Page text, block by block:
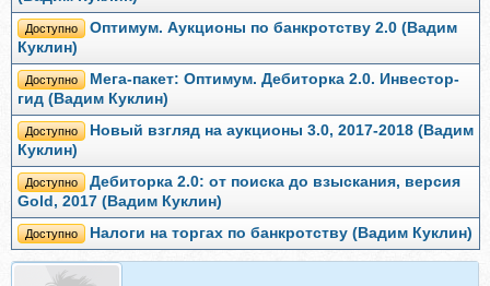
Доступно
Оптимум. Аукционы по банкротству 2.0 (Вадим
Куклин)
Доступно
Мега-пакет: Оптимум. Дебиторка 2.0. Инвестор-
гид (Вадим Куклин)
Доступно
Новый взгляд на аукционы 3.0, 2017-2018 (Вадим
Куклин)
Доступно
Дебиторка 2.0: от поиска до взыскания, версия
Gold, 2017 (Вадим Куклин)
Доступно Налоги на торгах по банкротству (Вадим Куклин)